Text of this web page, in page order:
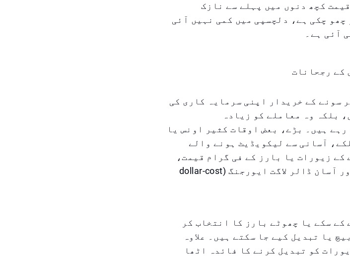
کچھ دنوں میں پہلے سے نازک
چکی ہے، دلچسپی میں کمی نہیں آئی
آئی ہے۔
کے رجحانات
سونے کے خریدار اپنی سرمایہ کاری کی
بلکہ وہ معاملے کو زیادہ
ہیں۔ بڑے، بعض اوقات کثیر اونس یا
آسانی سے لیکویڈیٹ ہونے والے
زیورات یا بارز کے فی گرام قیمت،
ان کی دوبارہ بیچنے کی صلاحیت، اور آسان ڈالر لاگت ایورجنگ (dollar-cost
سکے یا چھوٹے بارز کا انتخاب کر
یا تبدیل کیے جا سکتے ہیں۔ علاوہ
کو تبدیل کرنے کا فائدہ اٹھا